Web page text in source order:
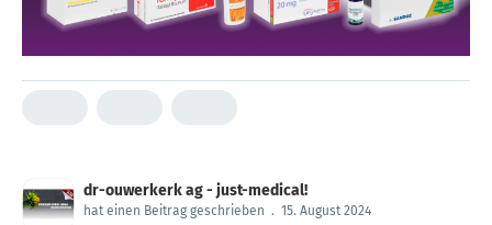
dr-ouwerkerk ag - just-medical!
hat einen Beitrag geschrieben . 15. August 2024